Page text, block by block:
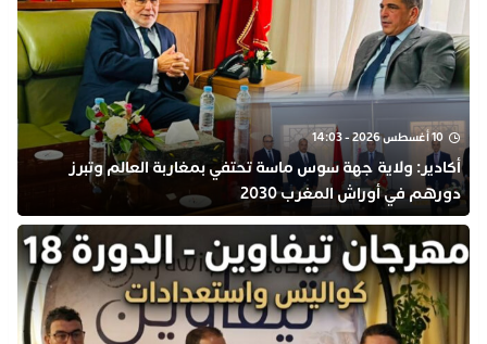
10 أغسطس 2026 - 14:03
أكادير: ولاية جهة سوس ماسة تحتفي بمغاربة العالم وتبرز
دورهم في أوراش المغرب 2030